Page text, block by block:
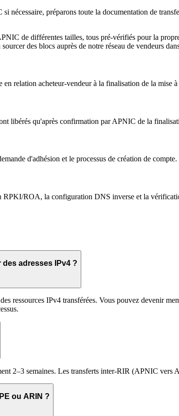
nécessaire, préparons toute la documentation de
de différentes tailles, tous pré-vérifiés pour la
des blocs auprès de notre réseau de vendeurs
relation acheteur-vendeur à la finalisation de la mise
libérés qu'après confirmation par APNIC de la
d'adhésion et le processus de création de compte.
RPKI/ROA, la configuration DNS inverse et la
adresses IPv4 ?
ressources IPv4 transférées. Vous pouvez devenir
2–3 semaines. Les transferts inter-RIR (APNIC
ou ARIN ?